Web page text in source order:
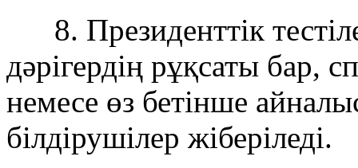
8. Президенттік
дәрігердің рұқсаты бар,
немесе өз бетінше
білдірушілер жіберіледі.